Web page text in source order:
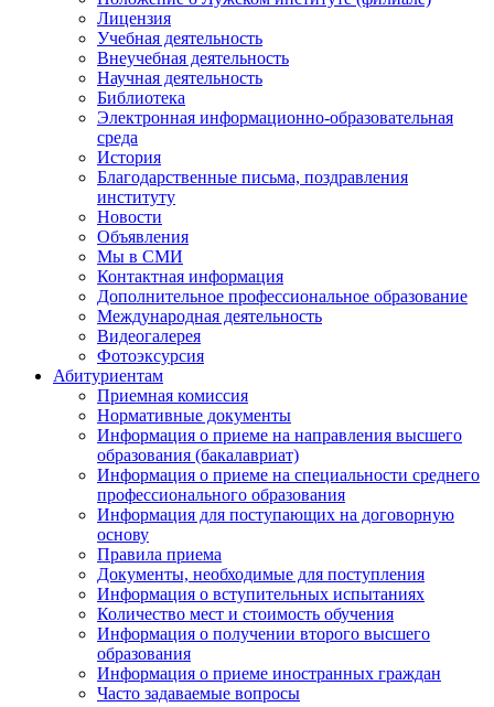
Лицензия
Учебная деятельность
Внеучебная деятельность
Научная деятельность
Библиотека
Электронная информационно-образовательная
среда
История
Благодарственные письма, поздравления
институту
Новости
Объявления
Мы в СМИ
Контактная информация
Дополнительное профессиональное образование
Международная деятельность
Видеогалерея
Фотоэксурсия
Абитуриентам
Приемная комиссия
Нормативные документы
Информация о приеме на направления высшего
образования (бакалавриат)
Информация о приеме на специальности среднего
профессионального образования
Информация для поступающих на договорную
основу
Правила приема
Документы, необходимые для поступления
Информация о вступительных испытаниях
Количество мест и стоимость обучения
Информация о получении второго высшего
образования
Информация о приеме иностранных граждан
Часто задаваемые вопросы